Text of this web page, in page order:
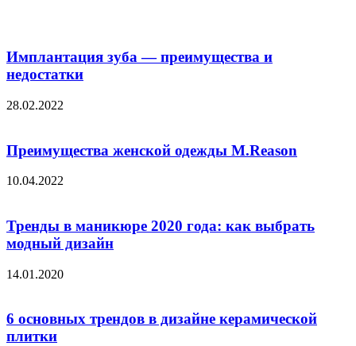
Имплантация зуба — преимущества и
недостатки
28.02.2022
Преимущества женской одежды M.Reason
10.04.2022
Тренды в маникюре 2020 года: как выбрать
модный дизайн
14.01.2020
6 основных трендов в дизайне керамической
плитки